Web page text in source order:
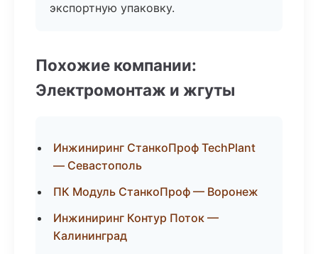
экспортную упаковку.
Похожие компании:
Электромонтаж и жгуты
Инжиниринг СтанкоПроф TechPlant
— Севастополь
ПК Модуль СтанкоПроф — Воронеж
Инжиниринг Контур Поток —
Калининград